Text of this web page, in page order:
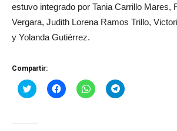
estuvo integrado por Tania Carrillo Mares,
Vergara, Judith Lorena Ramos Trillo,
y Yolanda Gutiérrez.
Compartir:
Haz
clic
Twitter
Haz
clic
Haz
clic
Haz
clic